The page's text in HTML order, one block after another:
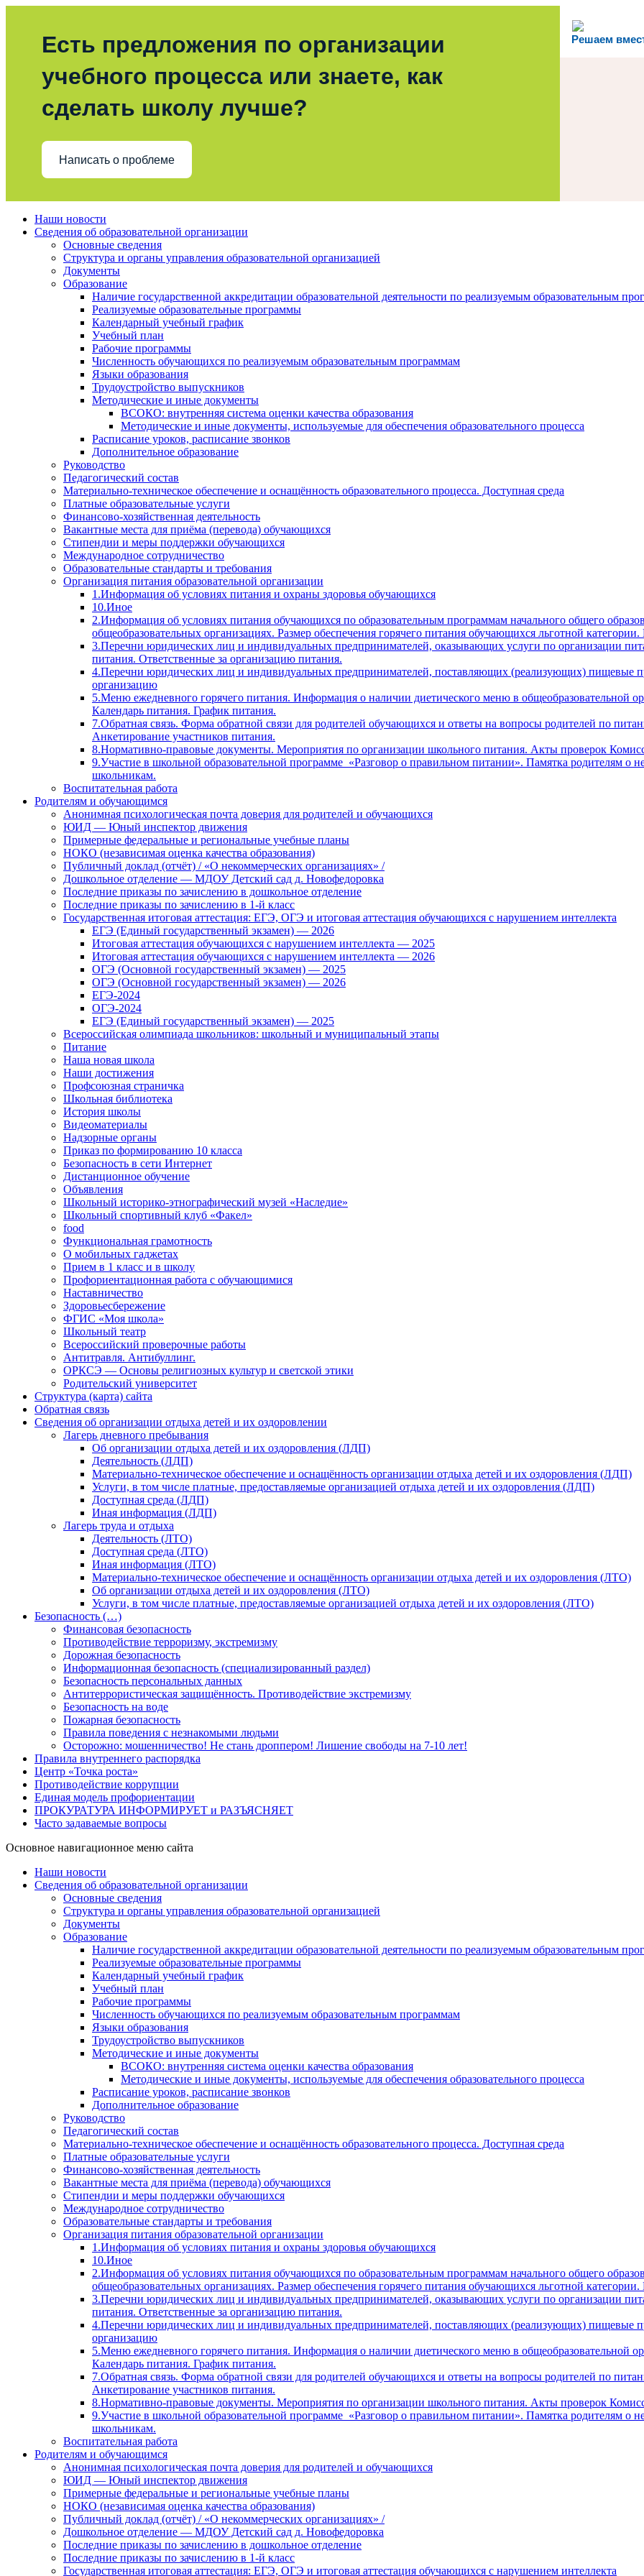
Решаем
Есть предложения по организации
учебного процесса или знаете, как
сделать школу лучше?
Написать о проблеме
Наши новости
Сведения об образовательной организации
Основные сведения
Структура и органы управления образовательной организацией
Документы
Образование
Наличие государственной аккредитации образовательной деятельности по реализуемым образовательным
Реализуемые образовательные программы
Календарный учебный график
Учебный план
Рабочие программы
Численность обучающихся по реализуемым образовательным программам
Языки образования
Трудоустройство выпускников
Методические и иные документы
ВСОКО: внутренняя система оценки качества образования
Методические и иные документы, используемые для обеспечения образовательного процесса
Расписание уроков, расписание звонков
Дополнительное образование
Руководство
Педагогический состав
Материально-техническое обеспечение и оснащённость образовательного процесса. Доступная среда
Платные образовательные услуги
Финансово-хозяйственная деятельность
Вакантные места для приёма (перевода) обучающихся
Стипендии и меры поддержки обучающихся
Международное сотрудничество
Образовательные стандарты и требования
Организация питания образовательной организации
1.Информация об условиях питания и охраны здоровья обучающихся
10.Иное
2.Информация об условиях питания обучающихся по образовательным программам начального общего
общеобразовательных организациях. Размер обеспечения горячего питания обучающихся льготной
3.Перечни юридических лиц и индивидуальных предпринимателей, оказывающих услуги по организации
питания. Ответственные за организацию питания.
4.Перечни юридических лиц и индивидуальных предпринимателей, поставляющих (реализующих) пищевые
организацию
5.Меню ежедневного горячего питания. Информация о наличии диетического меню в общеобразовательной
Календарь питания. График питания.
7.Обратная связь. Форма обратной связи для родителей обучающихся и ответы на вопросы родителей по
Анкетирование участников питания.
8.Нормативно-правовые документы. Мероприятия по организации школьного питания. Акты проверок
9.Участие в школьной образовательной программе «Разговор о правильном питании». Памятка родителям о
школьникам.
Воспитательная работа
Родителям и обучающимся
Анонимная психологическая почта доверия для родителей и обучающихся
ЮИД — Юный инспектор движения
Примерные федеральные и региональные учебные планы
НОКО (независимая оценка качества образования)
Публичный доклад (отчёт) / «О некоммерческих организациях» /
Дошкольное отделение — МДОУ Детский сад д. Новофедоровка
Последние приказы по зачислению в дошкольное отделение
Последние приказы по зачислению в 1-й класс
Государственная итоговая аттестация: ЕГЭ, ОГЭ и итоговая аттестация обучающихся с нарушением интеллекта
ЕГЭ (Единый государственный экзамен) — 2026
Итоговая аттестация обучающихся с нарушением интеллекта — 2025
Итоговая аттестация обучающихся с нарушением интеллекта — 2026
ОГЭ (Основной государственный экзамен) — 2025
ОГЭ (Основной государственный экзамен) — 2026
ЕГЭ-2024
ОГЭ-2024
ЕГЭ (Единый государственный экзамен) — 2025
Всероссийская олимпиада школьников: школьный и муниципальный этапы
Питание
Наша новая школа
Наши достижения
Профсоюзная страничка
Школьная библиотека
История школы
Видеоматериалы
Надзорные органы
Приказ по формированию 10 класса
Безопасность в сети Интернет
Дистанционное обучение
Объявления
Школьный историко-этнографический музей «Наследие»
Школьный спортивный клуб «Факел»
food
Функциональная грамотность
О мобильных гаджетах
Прием в 1 класс и в школу
Профориентационная работа с обучающимися
Наставничество
Здоровьесбережение
ФГИС «Моя школа»
Школьный театр
Всероссийский проверочные работы
Антитравля. Антибуллинг.
ОРКСЭ — Основы религиозных культур и светской этики
Родительский университет
Структура (карта) сайта
Обратная связь
Сведения об организации отдыха детей и их оздоровлении
Лагерь дневного пребывания
Об организации отдыха детей и их оздоровления (ЛДП)
Деятельность (ЛДП)
Материально-техническое обеспечение и оснащённость организации отдыха детей и их оздоровления (ЛДП)
Услуги, в том числе платные, предоставляемые организацией отдыха детей и их оздоровления (ЛДП)
Доступная среда (ЛДП)
Иная информация (ЛДП)
Лагерь труда и отдыха
Деятельность (ЛТО)
Доступная среда (ЛТО)
Иная информация (ЛТО)
Материально-техническое обеспечение и оснащённость организации отдыха детей и их оздоровления (ЛТО)
Об организации отдыха детей и их оздоровления (ЛТО)
Услуги, в том числе платные, предоставляемые организацией отдыха детей и их оздоровления (ЛТО)
Безопасность (…)
Финансовая безопасность
Противодействие терроризму, экстремизму
Дорожная безопасность
Информационная безопасность (специализированный раздел)
Безопасность персональных данных
Антитеррористическая защищённость. Противодействие экстремизму
Безопасность на воде
Пожарная безопасность
Правила поведения с незнакомыми людьми
Осторожно: мошенничество! Не стань дроппером! Лишение свободы на 7-10 лет!
Правила внутреннего распорядка
Центр «Точка роста»
Противодействие коррупции
Единая модель профориентации
ПРОКУРАТУРА ИНФОРМИРУЕТ и РАЗЪЯСНЯЕТ
Часто задаваемые вопросы
Основное навигационное меню сайта
Наши новости
Сведения об образовательной организации
Основные сведения
Структура и органы управления образовательной организацией
Документы
Образование
Наличие государственной аккредитации образовательной деятельности по реализуемым образовательным
Реализуемые образовательные программы
Календарный учебный график
Учебный план
Рабочие программы
Численность обучающихся по реализуемым образовательным программам
Языки образования
Трудоустройство выпускников
Методические и иные документы
ВСОКО: внутренняя система оценки качества образования
Методические и иные документы, используемые для обеспечения образовательного процесса
Расписание уроков, расписание звонков
Дополнительное образование
Руководство
Педагогический состав
Материально-техническое обеспечение и оснащённость образовательного процесса. Доступная среда
Платные образовательные услуги
Финансово-хозяйственная деятельность
Вакантные места для приёма (перевода) обучающихся
Стипендии и меры поддержки обучающихся
Международное сотрудничество
Образовательные стандарты и требования
Организация питания образовательной организации
1.Информация об условиях питания и охраны здоровья обучающихся
10.Иное
2.Информация об условиях питания обучающихся по образовательным программам начального общего
общеобразовательных организациях. Размер обеспечения горячего питания обучающихся льготной
3.Перечни юридических лиц и индивидуальных предпринимателей, оказывающих услуги по организации
питания. Ответственные за организацию питания.
4.Перечни юридических лиц и индивидуальных предпринимателей, поставляющих (реализующих) пищевые
организацию
5.Меню ежедневного горячего питания. Информация о наличии диетического меню в общеобразовательной
Календарь питания. График питания.
7.Обратная связь. Форма обратной связи для родителей обучающихся и ответы на вопросы родителей по
Анкетирование участников питания.
8.Нормативно-правовые документы. Мероприятия по организации школьного питания. Акты проверок
9.Участие в школьной образовательной программе «Разговор о правильном питании». Памятка родителям о
школьникам.
Воспитательная работа
Родителям и обучающимся
Анонимная психологическая почта доверия для родителей и обучающихся
ЮИД — Юный инспектор движения
Примерные федеральные и региональные учебные планы
НОКО (независимая оценка качества образования)
Публичный доклад (отчёт) / «О некоммерческих организациях» /
Дошкольное отделение — МДОУ Детский сад д. Новофедоровка
Последние приказы по зачислению в дошкольное отделение
Последние приказы по зачислению в 1-й класс
Государственная итоговая аттестация: ЕГЭ, ОГЭ и итоговая аттестация обучающихся с нарушением интеллекта